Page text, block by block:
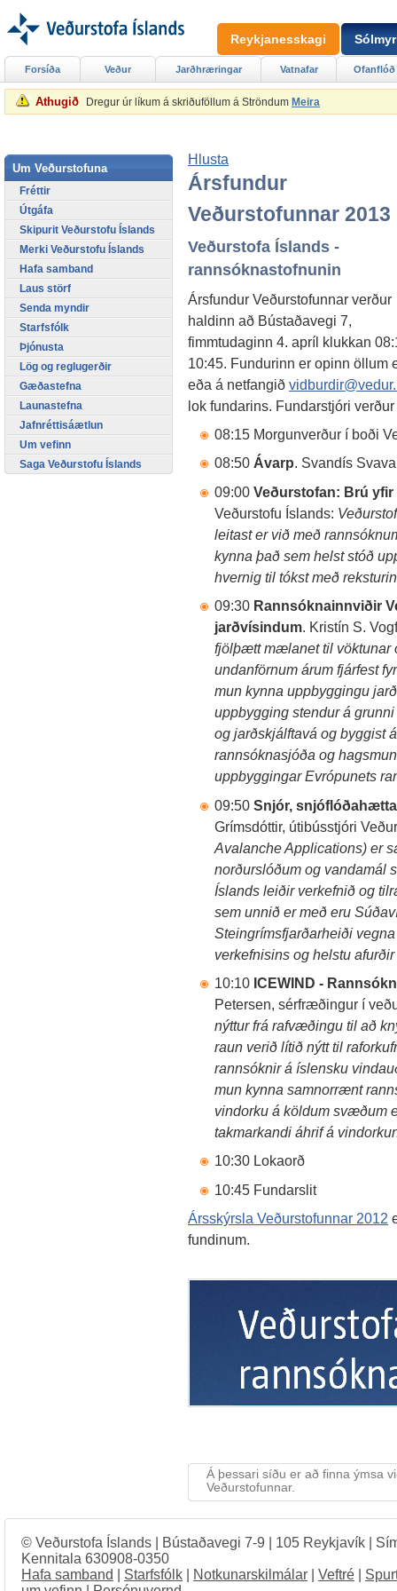
Athugið Dregur úr líkum á skriðuföllum á Ströndum Meira
Hlusta
Ársfundur
Veðurstofunnar 2013
Veðurstofa Íslands -
rannsóknastofnunin
Ársfundur Veðurstofunnar verður
haldinn að Bústaðavegi 7,
fimmtudaginn 4. apríl klukkan
10:45. Fundurinn er opinn öllum
eða á netfangið
lok fundarins. Fundarstjóri
08:15 Morgunverður í boði
08:50 Ávarp. Svandís
09:00 Veðurstofan: Brú yfir
Veðurstofu Íslands:
leitast er við með
kynna það sem helst stóð
hvernig til tókst með
09:30 Rannsóknainnviðir
jarðvísindum. Kristín S.
fjölþætt mælanet til vöktunar
undanförnum árum fjárfest
mun kynna uppbyggingu
uppbygging stendur á
og jarðskjálftavá og byggist
rannsóknasjóða og
uppbyggingar Evrópunets
09:50 Snjór,
Grímsdóttir, útibússtjóri
Avalanche Applications) er
norðurslóðum og vandamál
Íslands leiðir verkefnið og
sem unnið er með eru
Steingrímsfjarðarheiði
verkefnisins og helstu
10:10 ICEWIND -
Petersen, sérfræðingur í
nýttur frá rafvæðingu til að
raun verið lítið nýtt til
rannsóknir á íslensku
mun kynna samnorrænt
vindorku á köldum svæðum
takmarkandi áhrif á
10:30 Lokaorð
10:45 Fundarslit
Ársskýrsla Veðurstofunnar 2012
fundinum.
Á þessari síðu er að finna ýmsa
Veðurstofunnar.
Forsíða Veður Jarðhræringar Vatnafar Ofanflóð
Um Veðurstofuna
Fréttir
Útgáfa
Skipurit Veðurstofu Íslands
Merki Veðurstofu Íslands
Hafa samband
Laus störf
Senda myndir
Starfsfólk
Þjónusta
Lög og reglugerðir
Gæðastefna
Launastefna
Jafnréttisáætlun
Um vefinn
Saga Veðurstofu Íslands
Reykjanesskagi
© Veðurstofa Íslands | Bústaðavegi 7-9 | 105 Reykjavík |
Kennitala 630908-0350
Hafa samband
Starfsfólk Notkunarskilmálar Veftré